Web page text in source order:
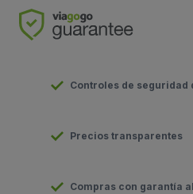
Controles de seguridad
Precios transparentes
Compras con garantía